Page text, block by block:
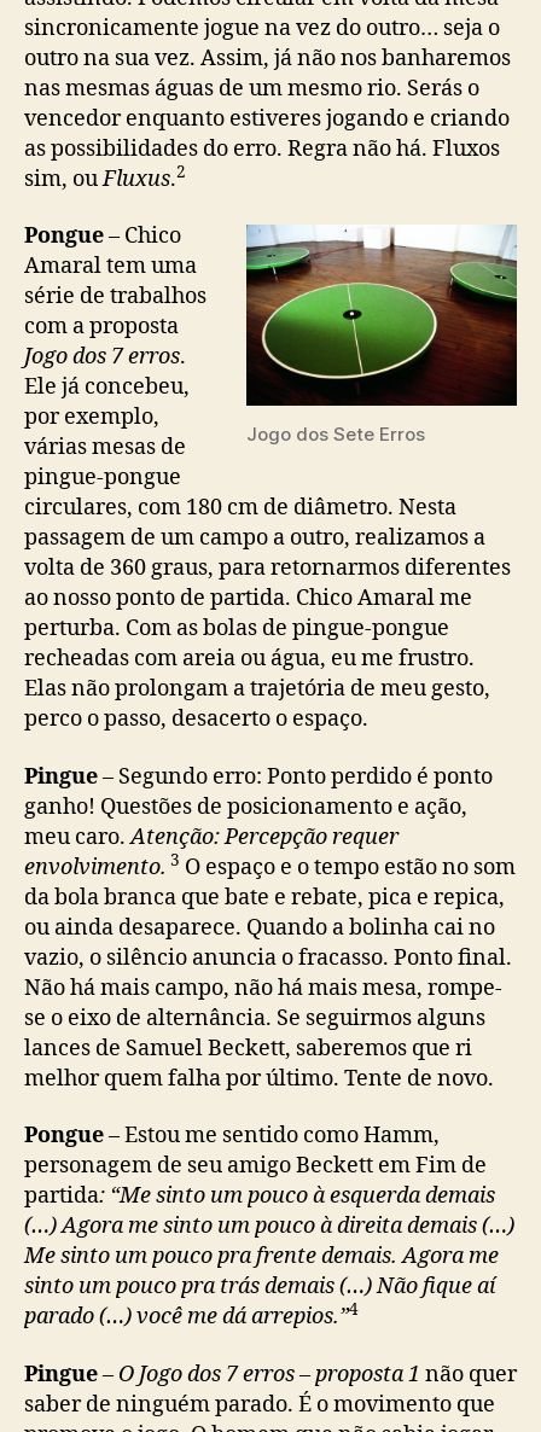
sincronicamente jogue na vez do outro… seja o
outro na sua vez. Assim, já não nos banharemos
nas mesmas águas de um mesmo rio. Serás o
vencedor enquanto estiveres jogando e criando
as possibilidades do erro. Regra não há. Fluxos
sim, ouFluxus.2
Jogo dos Sete Erros
Pongue– Chico
Amaral tem uma
série de trabalhos
com a proposta
Jogo dos 7 erros.
Ele já concebeu,
por exemplo,
várias mesas de
pingue-pongue
circulares, com 180 cm de diâmetro. Nesta
passagem de um campo a outro, realizamos a
volta de 360 graus, para retornarmos diferentes
ao nosso ponto de partida. Chico Amaral me
perturba. Com as bolas de pingue-pongue
recheadas com areia ou água, eu me frustro.
Elas não prolongam a trajetória de meu gesto,
perco o passo, desacerto o espaço.
Pingue– Segundo erro: Ponto perdido é ponto
ganho! Questões de posicionamento e ação,
meu caro.Atenção: Percepção requer
envolvimento. 3 O espaço e o tempo estão no som
da bola branca que bate e rebate, pica e repica,
ou ainda desaparece. Quando a bolinha cai no
vazio, o silêncio anuncia o fracasso. Ponto final.
Não há mais campo, não há mais mesa, rompe-
se o eixo de alternância. Se seguirmos alguns
lances de Samuel Beckett, saberemos que ri
melhor quem falha por último. Tente de novo.
Pongue– Estou me sentido como Hamm,
personagem de seu amigo Beckett em Fim de
partida: “Me sinto um pouco à esquerda demais
(…) Agora me sinto um pouco à direita demais (…)
Me sinto um pouco pra frente demais. Agora me
sinto um pouco pra trás demais (…) Não fique aí
parado (…) você me dá arrepios.”4
Pingue– O Jogo dos 7 erros – proposta 1 não quer
saber de ninguém parado. É o movimento que